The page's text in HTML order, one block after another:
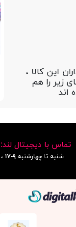
این کالا ،
زیر را هم
اند
تماس با دیجیتال لند:
شنبه تا چهارشنبه ۹-۱۷